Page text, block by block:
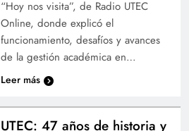
“Hoy nos visita”, de Radio UTEC
Online, donde explicó el
funcionamiento, desafíos y avances
de la gestión académica en…
Leer más
UTEC: 47 años de historia y